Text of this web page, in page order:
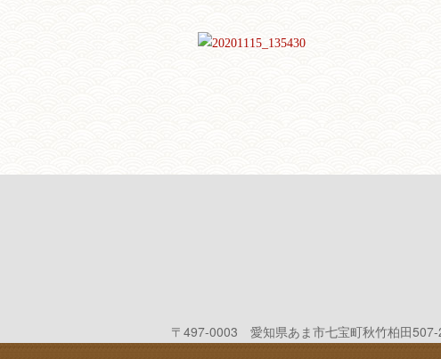
〒497-0003 愛知県あま市七宝町秋竹柏田